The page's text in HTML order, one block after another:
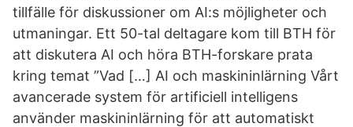
tillfälle för diskussioner om AI:s möjligheter och
utmaningar. Ett 50-tal deltagare kom till BTH för
att diskutera AI och höra BTH-forskare prata
kring temat ”Vad […] AI och maskininlärning Vårt
avancerade system för artificiell intelligens
använder maskininlärning för att automatiskt